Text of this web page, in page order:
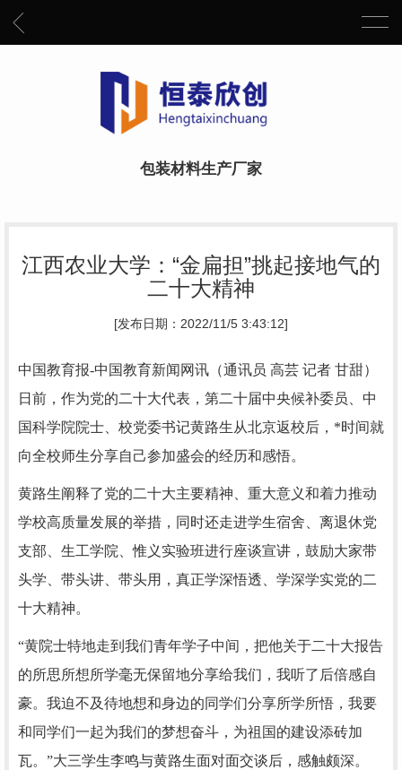
包装材料生产厂家
江西农业大学：“金扁担”挑起接地气的
二十大精神
[发布日期：2022/11/5 3:43:12]
中国教育报-中国教育新闻网讯（通讯员 高芸 记者 甘甜）
日前，作为党的二十大代表，第二十届中央候补委员、中
国科学院院士、校党委书记黄路生从北京返校后，*时间就
向全校师生分享自己参加盛会的经历和感悟。
黄路生阐释了党的二十大主要精神、重大意义和着力推动
学校高质量发展的举措，同时还走进学生宿舍、离退休党
支部、生工学院、惟义实验班进行座谈宣讲，鼓励大家带
头学、带头讲、带头用，真正学深悟透、学深学实党的二
十大精神。
“黄院士特地走到我们青年学子中间，把他关于二十大报告
的所思所想所学毫无保留地分享给我们，我听了后倍感自
豪。我迫不及待地想和身边的同学们分享所学所悟，我要
和同学们一起为我们的梦想奋斗，为祖国的建设添砖加
瓦。”大三学生李鸣与黄路生面对面交谈后，感触颇深。